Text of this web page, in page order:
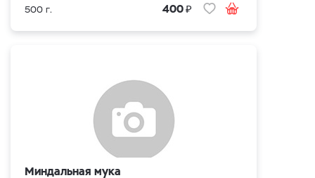
500 г. 400₽
Миндальная мука